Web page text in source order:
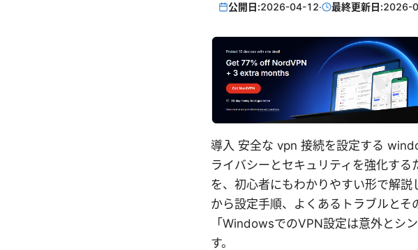
公開日:2026-04-12· 最終更新日:2026-
導入 安全な vpn 接続を設定する
ライバシーとセキュリティを強化す
を、初心者にもわかりやすい形で解
から設定手順、よくあるトラブルとそ
「WindowsでのVPN設定は意外とシ
す。